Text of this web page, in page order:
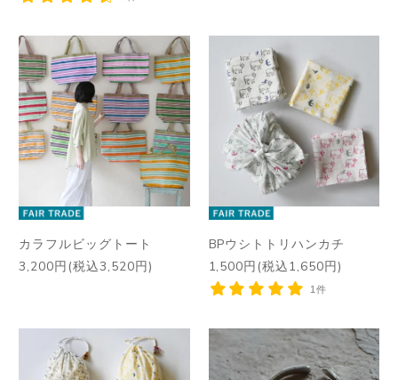
カラフルビッグトート
3,200円(税込3,520円)
BPウシトトリハンカチ
1,500円(税込1,650円)
1件